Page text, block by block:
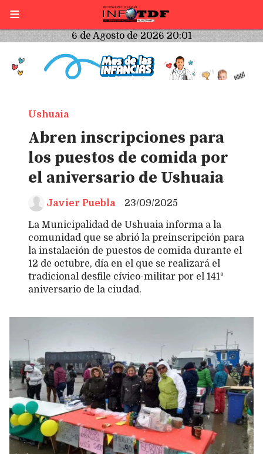
6 de Agosto de 2026 20:01
Abren inscripciones para
los puestos de comida por
el aniversario de Ushuaia
La Municipalidad de Ushuaia informa a la
comunidad que se abrió la preinscripción para
la instalación de puestos de comida durante el
12 de octubre, día en el que se realizará el
tradicional desfile cívico-militar por el 141º
aniversario de la ciudad.
Ushuaia
23/09/2025
Javier Puebla